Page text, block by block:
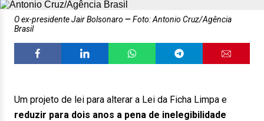
O ex-presidente Jair Bolsonaro
Foto: Antonio Cruz/Agência
Brasil
Um projeto de lei para alterar a Lei da Ficha Limpa e
reduzir para dois anos a pena de inelegibilidade